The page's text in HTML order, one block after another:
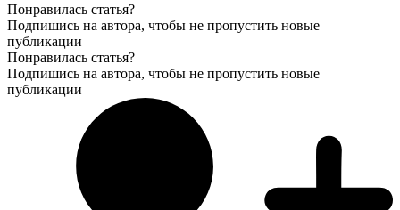
Понравилась статья?
Подпишись на автора, чтобы не пропустить новые
публикации
Понравилась статья?
Подпишись на автора, чтобы не пропустить новые
публикации